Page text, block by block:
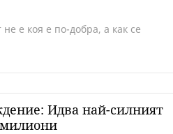
е коя е по-добра, а как се
Идва най-силният